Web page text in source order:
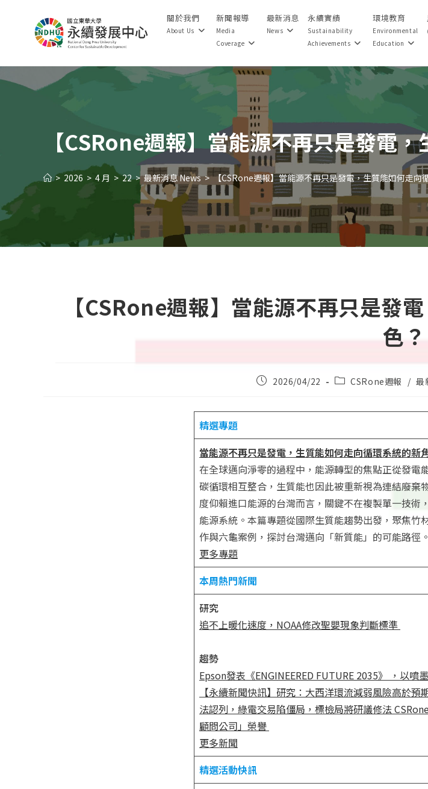
關於我們
About Us
新聞報導
Media
Coverage
最新消息
News
永續實績
Sustainability
Achievements
環境教育
Environmental
Education
【CSRone週報】當能源不再只是發電
> 2026 > 4 月 > 22 > 最新消息 News > 【CSRone週報】當能源不再只是發電，生質能如何走向
【CSRone週報】當能源不再只是發
色？
Post2026/04/22
PostCSRone週報 / 最
精選專題
當能源不再只是發電，生質能如何走向循環系統的新
在全球邁向淨零的過程中，能源轉型的焦點正從發電
碳循環相互整合，生質能也因此被重新視為連結廢棄
度仰賴進口能源的台灣而言，關鍵不在複製單一技術
能源系統。本篇專題從國際生質能趨勢出發，聚焦竹
作與六龜案例，探討台灣邁向「新質能」的可能路徑。
更多專題
本周熱門新聞
研究
追不上暖化速度，NOAA修改聖嬰現象判斷標準
趨勢
Epson發表《ENGINEERED FUTURE 2035》 ，以
【永續新聞快訊】研究：大西洋環流減弱風險高於
法認列，綠電交易陷僵局，標檢局將研議修法
顧問公司」榮譽
更多新聞
精選活動快訊